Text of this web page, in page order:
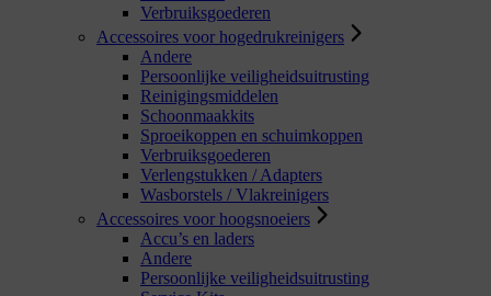
Verbruiksgoederen
Accessoires voor hogedrukreinigers
Andere
Persoonlijke veiligheidsuitrusting
Reinigingsmiddelen
Schoonmaakkits
Sproeikoppen en schuimkoppen
Verbruiksgoederen
Verlengstukken / Adapters
Wasborstels / Vlakreinigers
Accessoires voor hoogsnoeiers
Accu’s en laders
Andere
Persoonlijke veiligheidsuitrusting